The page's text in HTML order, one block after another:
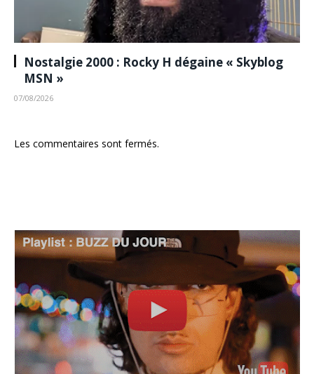
Nostalgie 2000 : Rocky H dégaine « Skyblog
MSN »
07/08/2026
Les commentaires sont fermés.